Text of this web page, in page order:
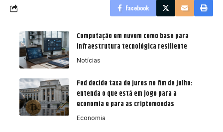
Facebook
Computação em nuvem como base para
infraestrutura tecnológica resiliente
Notícias
Fed decide taxa de juros no fim de julho:
entenda o que está em jogo para a
economia e para as criptomoedas
Economia